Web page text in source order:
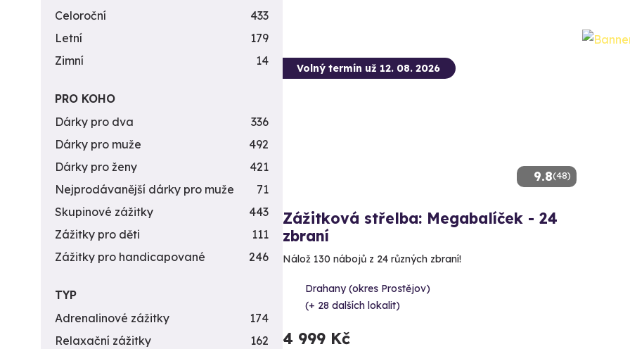
9.8(48)
Volný termín už 12. 08. 2026
Zážitková střelba: Megabalíček - 24
zbraní
Nálož 130 nábojů z 24 různých zbraní!
Drahany (okres Prostějov)
(+ 28 dalších lokalit)
4 999 Kč
Celoroční
433
Letní
179
Zimní
14
PRO KOHO
Dárky pro dva
336
Dárky pro muže
492
Dárky pro ženy
421
Nejprodávanější dárky pro muže
71
Skupinové zážitky
443
Zážitky pro děti
111
Zážitky pro handicapované
246
TYP
Adrenalinové zážitky
174
Relaxační zážitky
162